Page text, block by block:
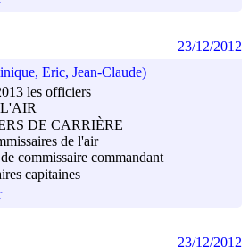
Eric, Jean-Claude)
les officiers
DE CARRIÈRE
de l'air
commissaire commandant
capitaines
23/12/2012
23/12/2012